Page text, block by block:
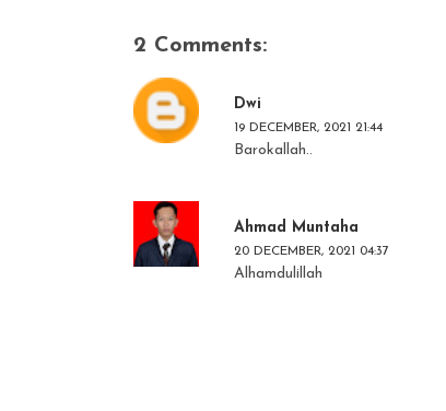
2 Comments:
Dwi
19 DECEMBER, 2021 21:44
Barokallah..
Ahmad Muntaha
20 DECEMBER, 2021 04:37
Alhamdulillah